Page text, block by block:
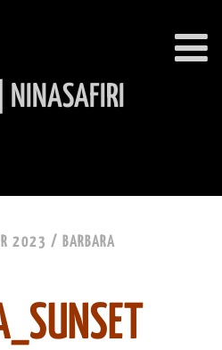
2023 / BARBARA
NINASAFIRI